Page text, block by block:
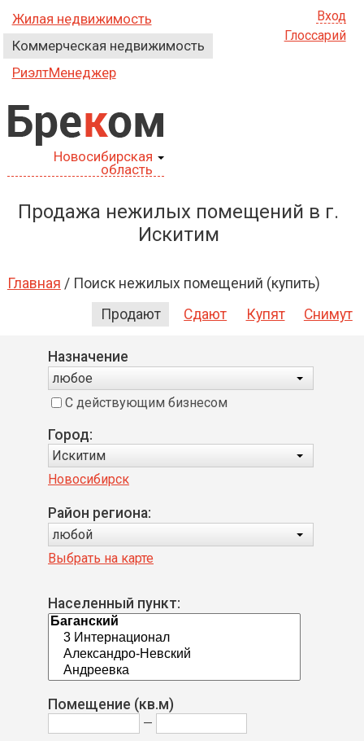
Жилая недвижимость
Коммерческая недвижимость
РиэлтМенеджер
Вход
Глоссарий
Бреком
Новосибирская
область
Продажа нежилых помещений в г.
Искитим
Главная / Поиск нежилых помещений (купить)
Продают
Сдают Купят Снимут
Назначение
любое
С действующим бизнесом
Город:
Искитим
Новосибирск
Район региона:
любой
Выбрать на карте
Населенный пункт:
Помещение (кв.м)
—